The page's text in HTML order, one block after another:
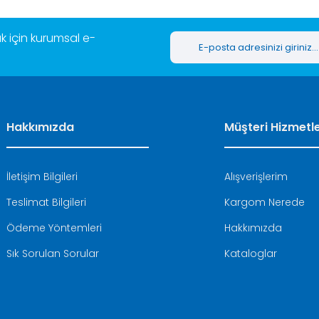
için kurumsal e-
Hakkımızda
İletişim Bilgileri
Teslimat Bilgileri
Ödeme Yöntemleri
Sık Sorulan Sorular
Müşteri
Alışverişlerim
Kargom Nerede
Hakkımızda
Kataloglar